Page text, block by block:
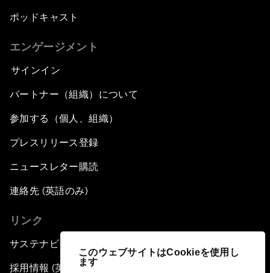
このウェブサイトはCookieを使用し
ます
ポッドキャスト
エンゲージメント
サインイン
パートナー（組織）について
参加する（個人、組織）
プレスリリース登録
ニュースレター購読
連絡先 (英語のみ)
リンク
サステナビリティへの取り組み
採用情報 (英語のみ)